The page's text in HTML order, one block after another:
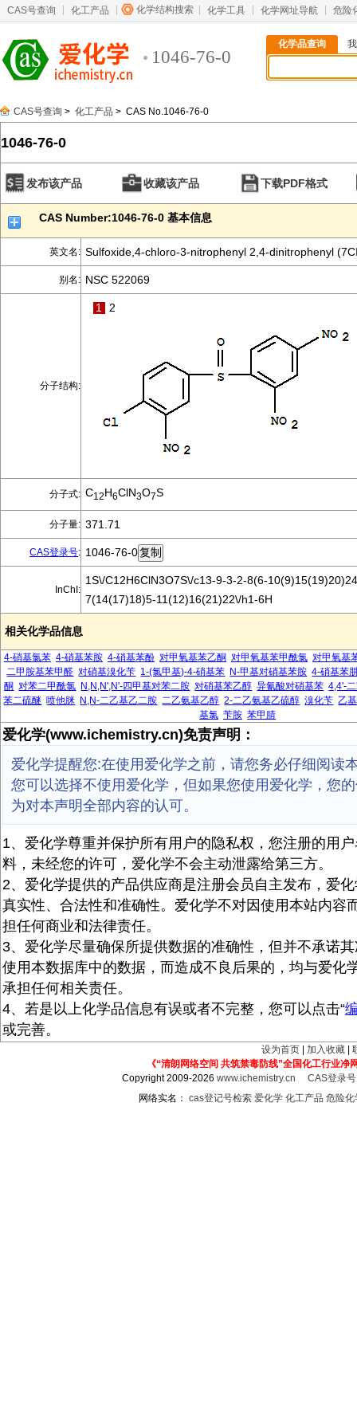
CAS号查询 化工产品 化学结构搜索 化学工具 化学网址导航 危险
1046-76-0
化学品查询
CAS号查询 > 化工产品 > CAS No.1046-76-0
1046-76-0
发布该产品 收藏该产品 下载PDF格式
CAS Number:1046-76-0 基本信息
英文名: Sulfoxide,4-chloro-3-nitrophenyl 2,4-dinitrophenyl
别名: NSC 522069
分子结构:
1 2
分子式: C12H6ClN3O7S
分子量: 371.71
CAS登录号: 1046-76-0
InChI:
1S\/C12H6ClN3O7S\/c13-9-3-2-8(6-
7(14(17)18)5-11(12)16(21)22\/h1-6H
相关化学品信息
4-硝基氯苯 4-硝基苯胺 4-硝基苯酚 对甲氧基苯乙酮 对甲氧基苯甲酰氯 对甲氧基
二甲胺基苯甲醛 对硝基溴化苄 1-(氯甲基)-4-硝基苯 N-甲基对硝基苯胺 4-硝基苯
酮 对苯二甲酰氯 N,N,N',N'-四甲基对苯二胺 对硝基苯乙醇 异氰酸对硝基苯 4,4'-
苯二硫醚 喷他脒 N,N-二乙基乙二胺 二乙氨基乙醇 2-二乙氨基乙硫醇 溴化苄 乙
基氯 苄胺 苯甲腈
爱化学(www.ichemistry.cn)免责声明：
爱化学提醒您:在使用爱化学之前，请您务必仔细阅读
您可以选择不使用爱化学，但如果您使用爱化学，您
为对本声明全部内容的认可。
1、爱化学尊重并保护所有用户的隐私权，您注册的用
料，未经您的许可，爱化学不会主动泄露给第三方。
2、爱化学提供的产品供应商是注册会员自主发布，爱
真实性、合法性和准确性。爱化学不对因使用本站内容
担任何商业和法律责任。
3、爱化学尽量确保所提供数据的准确性，但并不承诺
使用本数据库中的数据，而造成不良后果的，均与爱化
承担任何相关责任。
4、若是以上化学品信息有误或者不完整，您可以点击“
或完善。
设为首页 加入收藏
《“清朗网络空间 共筑禁毒防线”全国化工行业净
Copyright 2009-2026www.ichemistry.cn
CAS登录
网络实名： cas登记号检索 爱化学 化工产品 危险化